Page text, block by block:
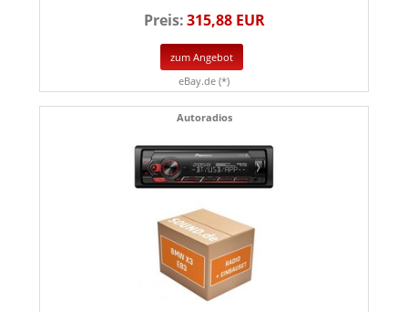
Preis:315,88 EUR
zum Angebot
eBay.de (*)
Autoradios